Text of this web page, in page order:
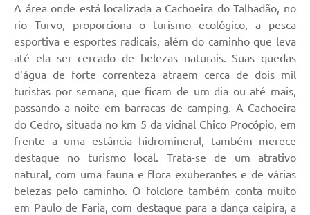
A área onde está localizada a Cachoeira do Talhadão, no
rio Turvo, proporciona o turismo ecológico, a pesca
esportiva e esportes radicais, além do caminho que leva
até ela ser cercado de belezas naturais. Suas quedas
d’água de forte correnteza atraem cerca de dois mil
turistas por semana, que ficam de um dia ou até mais,
passando a noite em barracas de camping. A Cachoeira
do Cedro, situada no km 5 da vicinal Chico Procópio, em
frente a uma estância hidromineral, também merece
destaque no turismo local. Trata-se de um atrativo
natural, com uma fauna e flora exuberantes e de várias
belezas pelo caminho. O folclore também conta muito
em Paulo de Faria, com destaque para a dança caipira, a